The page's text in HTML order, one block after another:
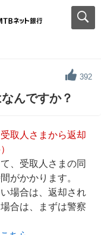
392
んですか？
取人さまから返却
、受取人さまの同
がかかります。
場合は、返却され
合は、まずは警察